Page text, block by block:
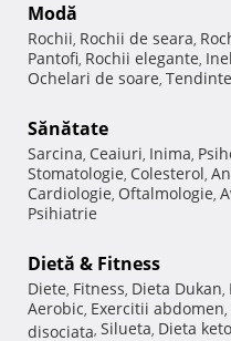
Modă
Rochii, Rochii de seara,
Pantofi, Rochii elegante,
Ochelari de soare,
Sănătate
Sarcina, Ceaiuri, Inima,
Stomatologie, Colesterol,
Cardiologie, Oftalmologie,
Psihiatrie
Dietă & Fitness
Diete, Fitness, Dieta Dukan,
Aerobic, Exercitii abdomen,
disociata, Silueta, Dieta